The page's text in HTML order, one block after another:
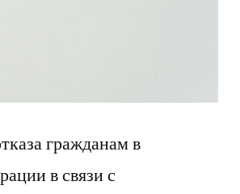
гражданам в
в связи с